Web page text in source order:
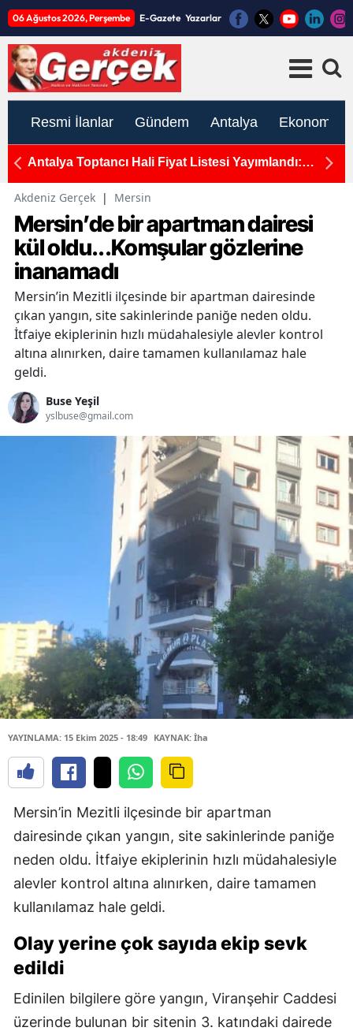
06 Ağustos 2026, Perşembe E-Gazete Yazarlar
Resmi İlanlar Gündem Antalya Ekonomi
Antalya Toptancı Hali Fiyat Listesi Yayımlandı:
Akdeniz Gerçek | Mersin
Mersin’de bir apartman dairesi
kül oldu...Komşular gözlerine
inanamadı
Mersin’in Mezitli ilçesinde bir apartman dairesinde
çıkan yangın, site sakinlerinde paniğe neden oldu.
İtfaiye ekiplerinin hızlı müdahalesiyle alevler kontrol
altına alınırken, daire tamamen kullanılamaz hale
geldi.
Buse Yeşil
yslbuse@gmail.com
YAYINLAMA: 15 Ekim 2025 - 18:49 KAYNAK: İha
Mersin’in Mezitli ilçesinde bir apartman
dairesinde çıkan yangın, site sakinlerinde paniğe
neden oldu. İtfaiye ekiplerinin hızlı müdahalesiyle
alevler kontrol altına alınırken, daire tamamen
kullanılamaz hale geldi.
Olay yerine çok sayıda ekip sevk
edildi
Edinilen bilgilere göre yangın, Viranşehir Caddesi
üzerinde bulunan bir sitenin 3. katındaki dairede